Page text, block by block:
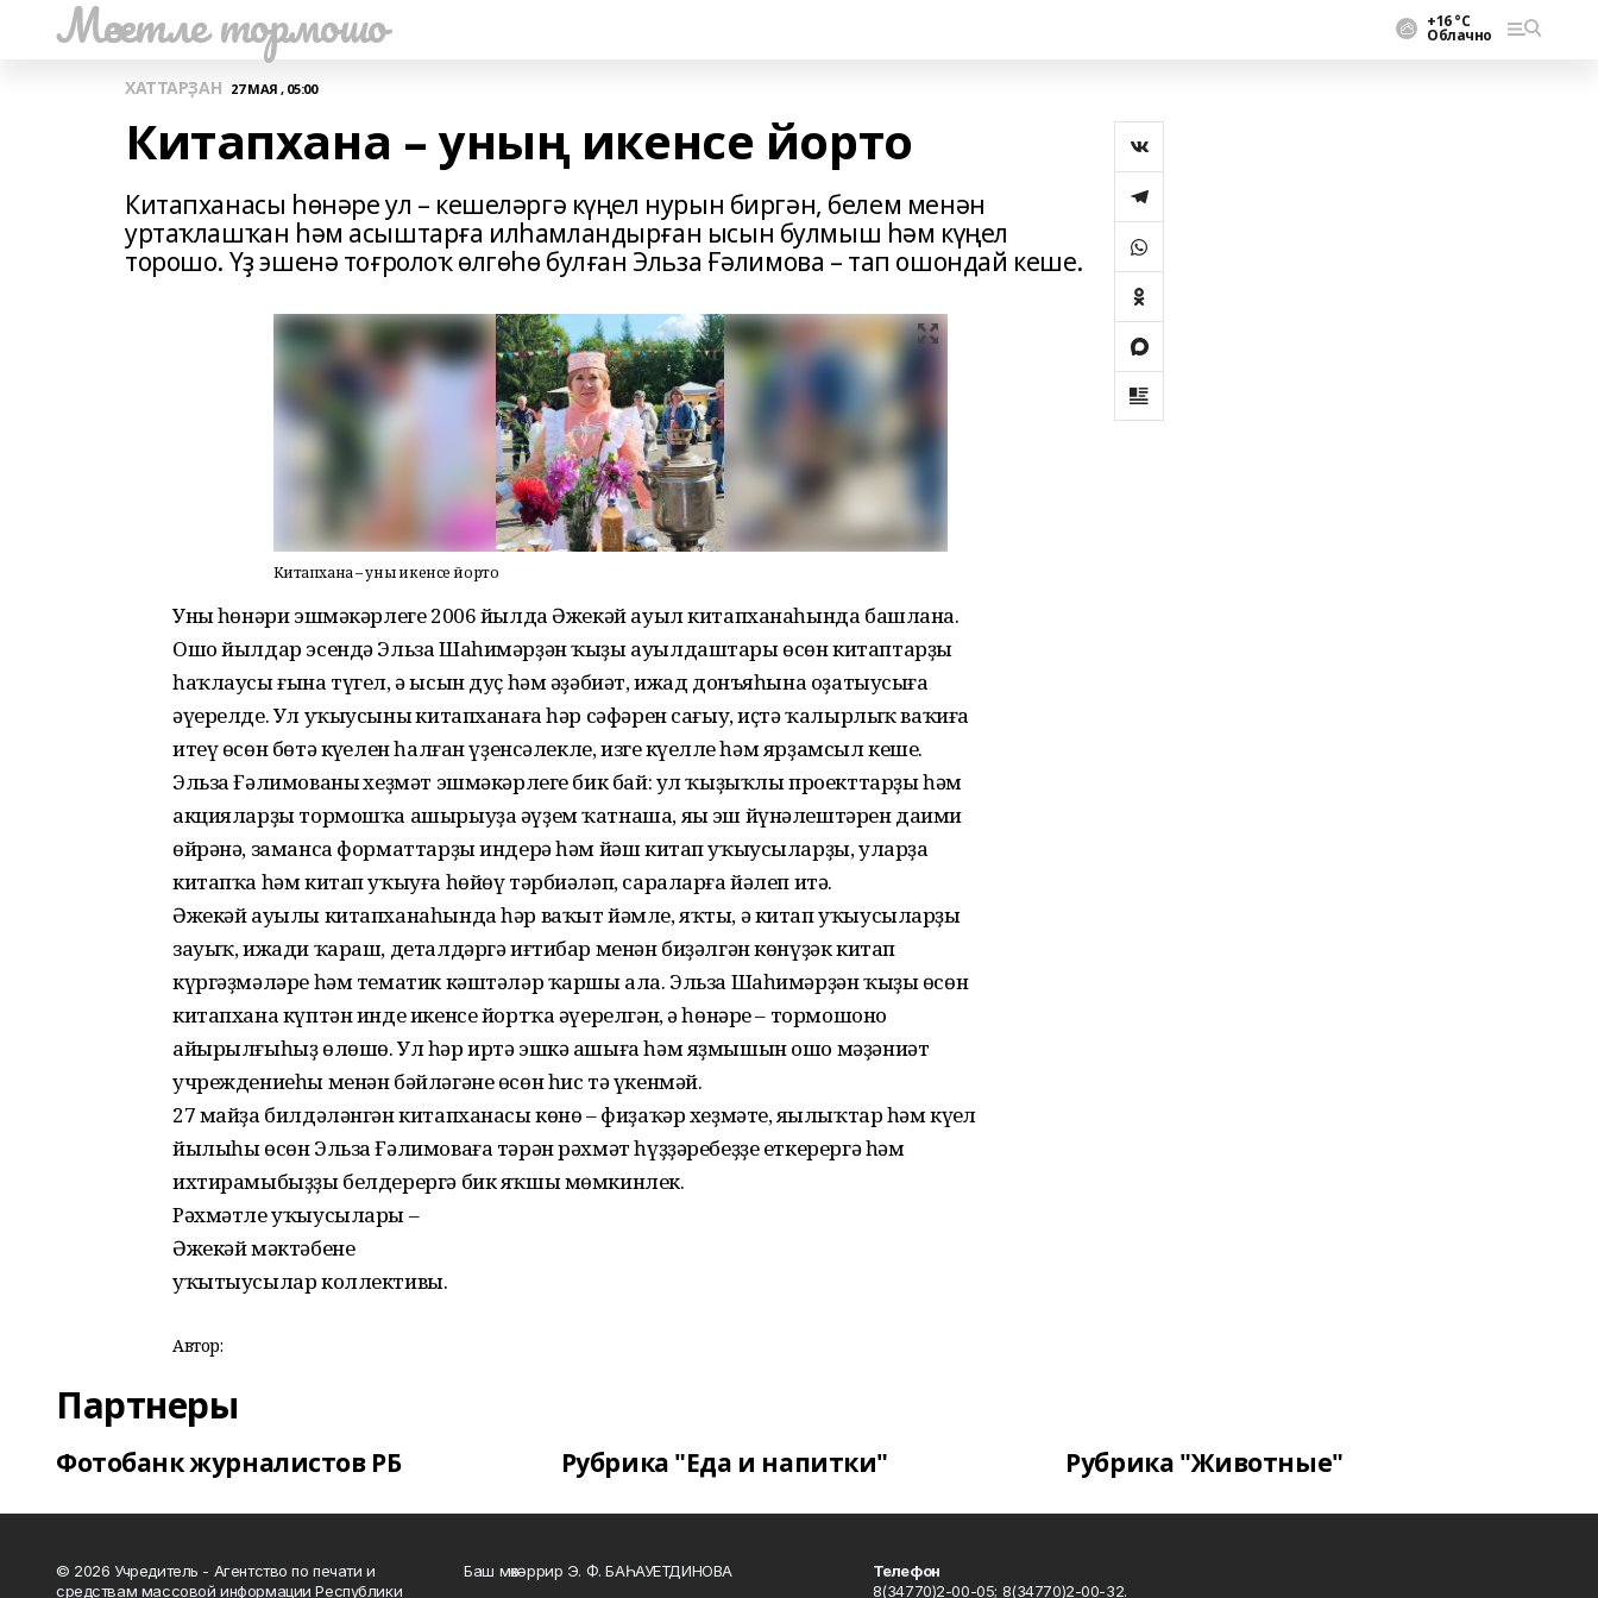
Мәсетле тормошо +16 °С
Облачно
ХАТТАРҘАН 27 МАЯ , 05:00
Китапхана – уның икенсе йорто
Китапханасы һөнәре ул – кешеләргә күңел нурын биргән, белем менән
уртаҡлашҡан һәм асыштарға илһамландырған ысын булмыш һәм күңел
торошо. Үҙ эшенә тоғролоҡ өлгөһө булған Эльза Ғәлимова – тап ошондай кеше.
Китапхана – уның икенсе йорто
Уның һөнәри эшмәкәрлеге 2006 йылда Әжекәй ауыл китапханаһында башлана.
Ошо йылдар эсендә Эльза Шаһимәрҙән ҡыҙы ауылдаштары өсөн китаптарҙы
һаҡлаусы ғына түгел, ә ысын дуҫ һәм әҙәбиәт, ижад донъяһына оҙатыусыға
әүерелде. Ул уҡыусының китапханаға һәр сәфәрен сағыу, иҫтә ҡалырлыҡ ваҡиға
итеү өсөн бөтә күңелен һалған үҙенсәлекле, изге күңелле һәм ярҙамсыл кеше.
Эльза Ғәлимованың хеҙмәт эшмәкәрлеге бик бай: ул ҡыҙыҡлы проекттарҙы һәм
акцияларҙы тормошҡа ашырыуҙа әүҙем ҡатнаша, яңы эш йүнәлештәрен даими
өйрәнә, заманса форматтарҙы индерә һәм йәш китап уҡыусыларҙы, уларҙа
китапҡа һәм китап уҡыуға һөйөү тәрбиәләп, сараларға йәлеп итә.
Әжекәй ауылы китапханаһында һәр ваҡыт йәмле, яҡты, ә китап уҡыусыларҙы
зауыҡ, ижади ҡараш, деталдәргә иғтибар менән биҙәлгән көнүҙәк китап
күргәҙмәләре һәм тематик кәштәләр ҡаршы ала. Эльза Шаһимәрҙән ҡыҙы өсөн
китапхана күптән инде икенсе йортҡа әүерелгән, ә һөнәре – тормошоноң
айырылғыһыҙ өлөшө. Ул һәр иртә эшкә ашыға һәм яҙмышын ошо мәҙәниәт
учреждениеһы менән бәйләгәне өсөн һис тә үкенмәй.
27 майҙа билдәләнгән китапханасы көнө – фиҙаҡәр хеҙмәте, яңылыҡтар һәм күңел
йылыһы өсөн Эльза Ғәлимоваға тәрән рәхмәт һүҙҙәребеҙҙе еткерергә һәм
ихтирамыбыҙҙы белдерергә бик яҡшы мөмкинлек.
Рәхмәтле уҡыусылары –
Әжекәй мәктәбенең
уҡытыусылар коллективы.
Автор:
Партнеры
Фотобанк журналистов РБ Рубрика "Еда и напитки" Рубрика "Животные"
© 2026 Учредитель - Агентство по печати и
средствам массовой информации Республики
Баш мөхәррир Э. Ф. БАҺАУЕТДИНОВА
Телефон
8(34770)2-00-05; 8(34770)2-00-32.